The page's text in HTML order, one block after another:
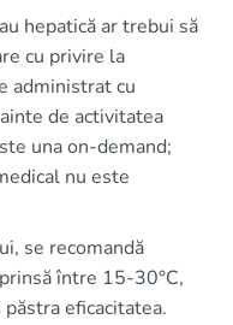
hepatică ar trebui să
cu privire la
administrat cu
de activitatea
una on-demand;
nu este
se recomandă
între 15-30°C,
eficacitatea.